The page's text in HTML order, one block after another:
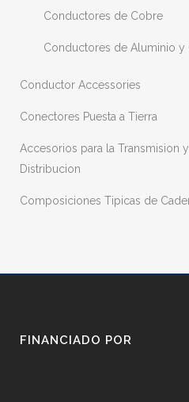
Conductores de Cobre
Conductores de Aluminio y
Conductor Accessories
Conectores Puesta a Tierra
Accesorios para la Transmision y
Distribucion
Composiciones Tipicas de
FINANCIADO POR